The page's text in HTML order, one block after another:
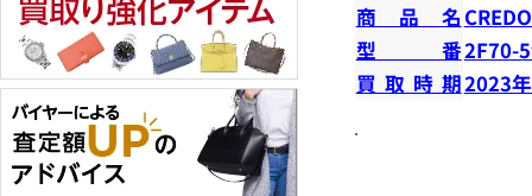
商品名
型番2F70-
買取時期2023